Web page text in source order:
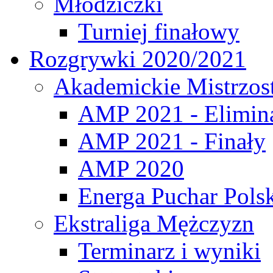
Turniej finałowy
Rozgrywki 2020/2021
Akademickie
AMP 2021 -
AMP 2021 - Finały
AMP 2020
Energa Puchar
Ekstraliga Mężczyzn
Terminarz i wyniki